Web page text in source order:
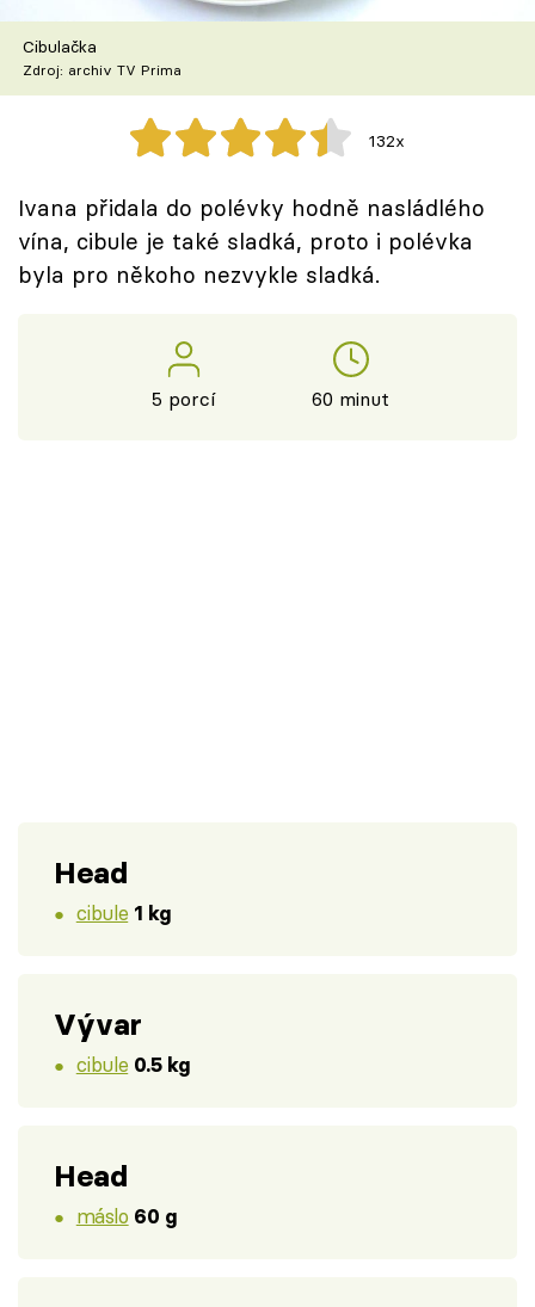
Škola vaření
Recepty z TV
Speciál: Cuketa
Těhotnej kuchař
Sledujte prima+
Cibulačka
Zdroj: archiv TV Prima
132x
Ivana přidala do polévky hodně nasládlého
vína, cibule je také sladká, proto i polévka
byla pro někoho nezvykle sladká.
5 porcí 60 minut
Head
cibule 1 kg
Vývar
cibule 0.5 kg
Head
máslo 60 g